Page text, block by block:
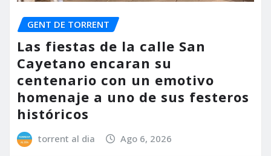
GENT DE TORRENT
Las fiestas de la calle San
Cayetano encaran su
centenario con un emotivo
homenaje a uno de sus festeros
históricos
torrent al dia Ago 6, 2026